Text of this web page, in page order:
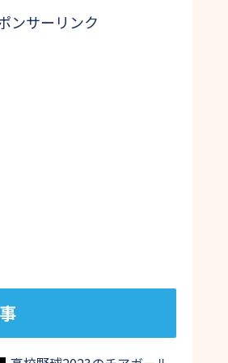
ンサーリンク